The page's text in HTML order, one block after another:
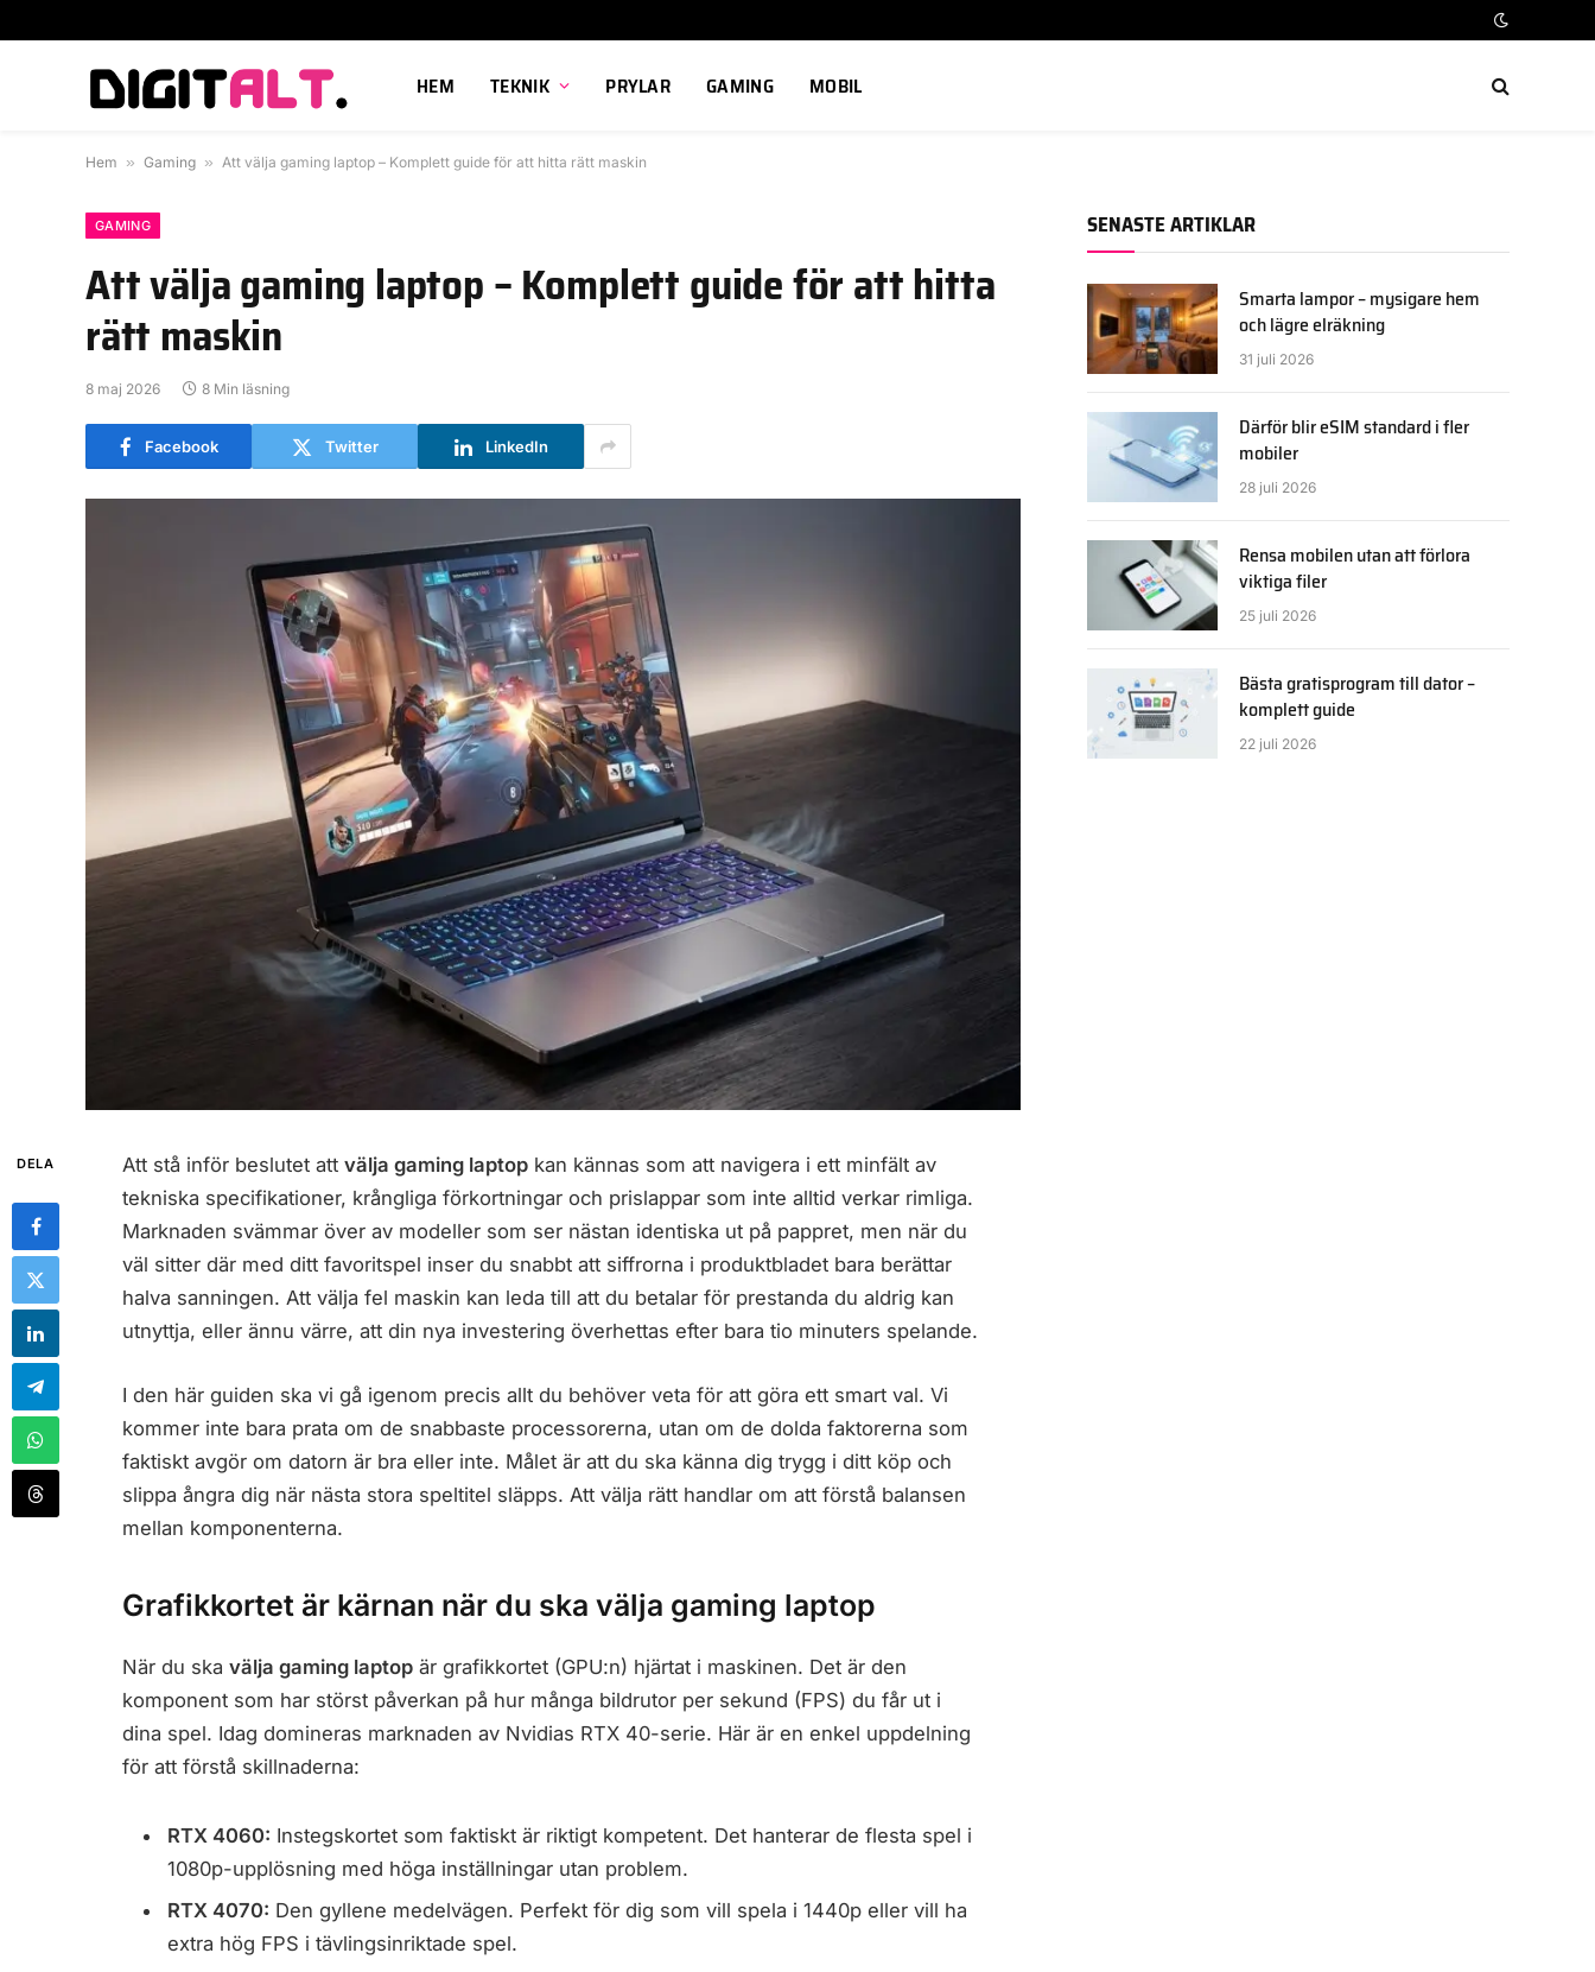
HEM TEKNIK PRYLAR GAMING MOBIL
Hem » Gaming » Att välja gaming laptop – Komplett guide för att hitta rätt maskin
GAMING
Att välja gaming laptop – Komplett guide för att hitta
rätt maskin
8 maj 2026 8 Min läsning
Facebook Twitter LinkedIn
DELA Att stå inför beslutet att välja gaming laptop kan kännas som att navigera i ett minfält av
tekniska specifikationer, krångliga förkortningar och prislappar som inte alltid verkar rimliga.
Marknaden svämmar över av modeller som ser nästan identiska ut på pappret, men när du
väl sitter där med ditt favoritspel inser du snabbt att siffrorna i produktbladet bara berättar
halva sanningen. Att välja fel maskin kan leda till att du betalar för prestanda du aldrig kan
utnyttja, eller ännu värre, att din nya investering överhettas efter bara tio minuters spelande.
I den här guiden ska vi gå igenom precis allt du behöver veta för att göra ett smart val. Vi
kommer inte bara prata om de snabbaste processorerna, utan om de dolda faktorerna som
faktiskt avgör om datorn är bra eller inte. Målet är att du ska känna dig trygg i ditt köp och
slippa ångra dig när nästa stora speltitel släpps. Att välja rätt handlar om att förstå balansen
mellan komponenterna.
Grafikkortet är kärnan när du ska välja gaming laptop
När du ska välja gaming laptop är grafikkortet (GPU:n) hjärtat i maskinen. Det är den
komponent som har störst påverkan på hur många bildrutor per sekund (FPS) du får ut i
dina spel. Idag domineras marknaden av Nvidias RTX 40-serie. Här är en enkel uppdelning
för att förstå skillnaderna:
RTX 4060: Instegskortet som faktiskt är riktigt kompetent. Det hanterar de flesta spel i
1080p-upplösning med höga inställningar utan problem.
RTX 4070: Den gyllene medelvägen. Perfekt för dig som vill spela i 1440p eller vill ha
extra hög FPS i tävlingsinriktade spel.
SENASTE ARTIKLAR
Smarta lampor – mysigare hem
och lägre elräkning
31 juli 2026
Därför blir eSIM standard i fler
mobiler
28 juli 2026
Rensa mobilen utan att förlora
viktiga filer
25 juli 2026
Bästa gratisprogram till dator –
komplett guide
22 juli 2026